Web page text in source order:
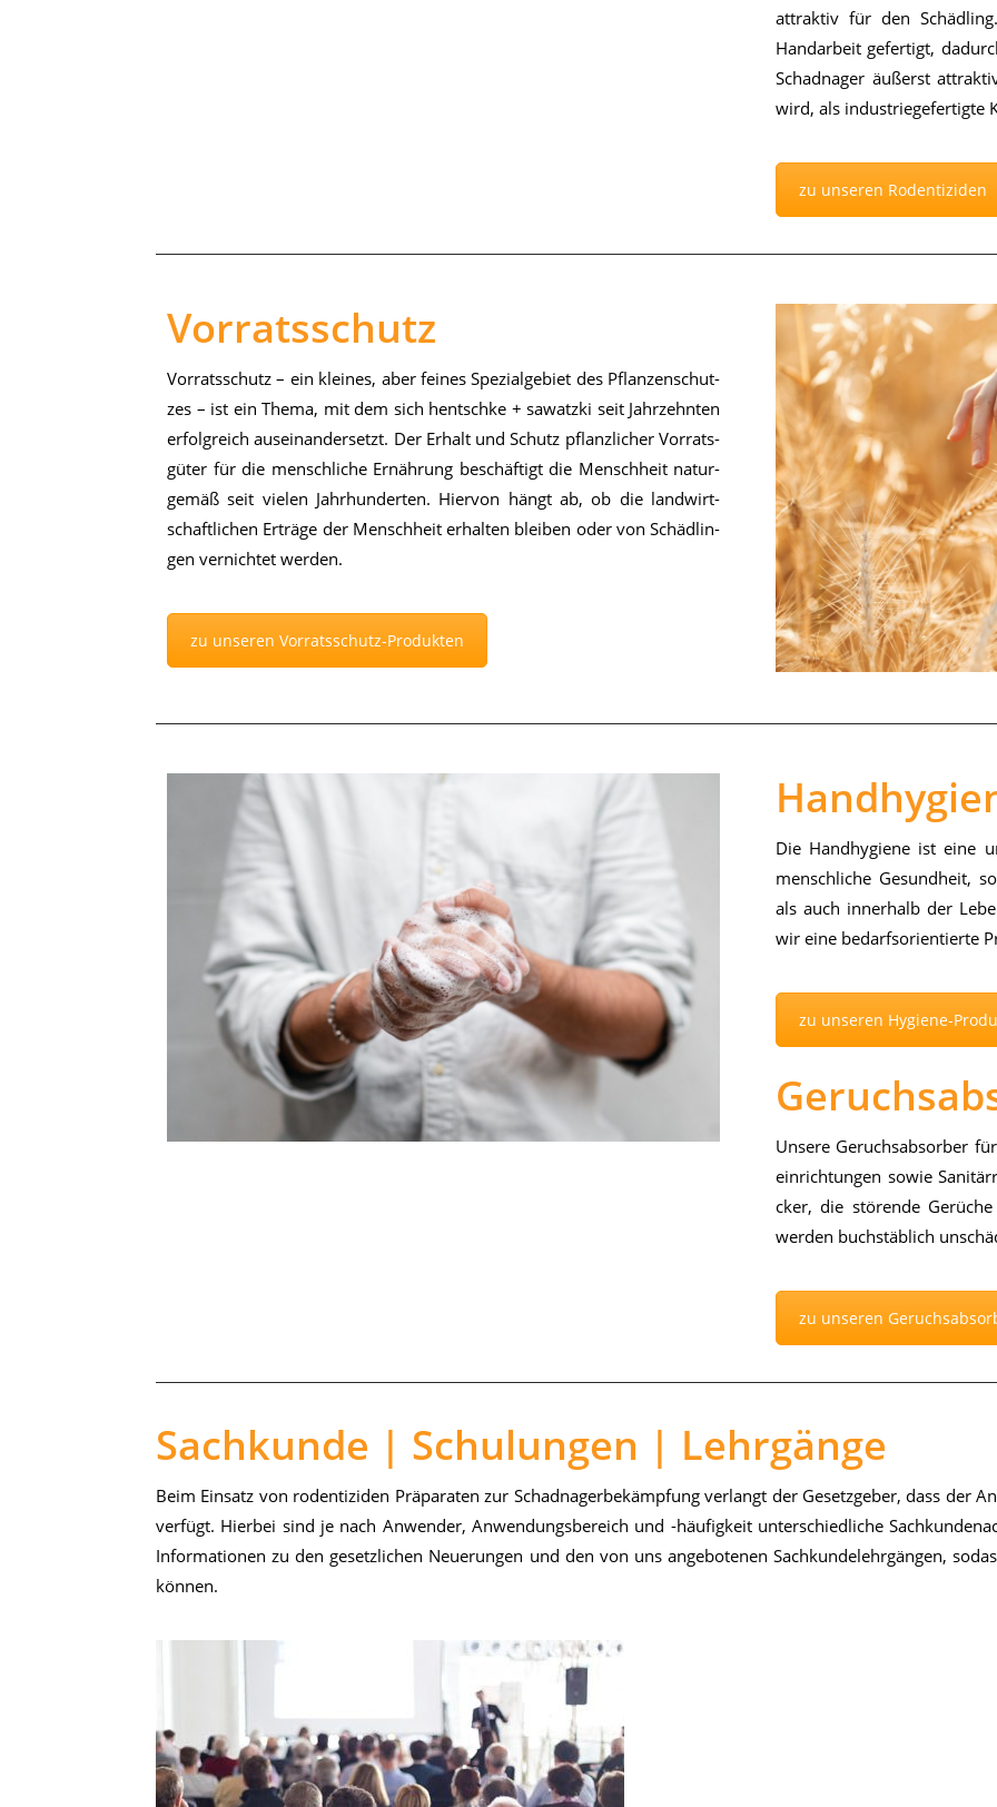
at­trak­tiv für den
Hand­ar­beit ge­fer­tigt,
Schad­na­ger äu­ßerst
wird, als in­dus­trie­ge­fer­tig­te
zu unseren Rodentiziden
Vorratsschutz
Vor­rats­schutz – ein klei­nes, aber fei­nes Spe­zi­al­ge­biet des Pflan­zen­schut­
zes – ist ein The­ma, mit dem sich hentsch­ke + sa­watz­ki seit Jahr­zehn­ten
er­folg­reich aus­ein­an­der­setzt. Der Er­halt und Schutz pflanz­li­cher Vor­rats­
gü­ter für die mensch­li­che Er­näh­rung be­schäf­tigt die Mensch­heit na­tur­
ge­mäß seit vie­len Jahr­hun­der­ten. Hier­von hängt ab, ob die land­wirt­
schaft­li­chen Er­trä­ge der Mensch­heit er­hal­ten blei­ben oder von Schäd­lin­
gen ver­nich­tet wer­den.
zu unseren Vorratsschutz-Produkten
Die Hand­hy­gie­ne ist eine
mensch­li­che Ge­sund­heit,
als auch in­ner­halb der
wir eine be­darfs­ori­en­tier­te
zu unseren Hygiene-
Un­se­re Ge­ruchs­ab­sor­ber
ein­rich­tun­gen so­wie
cker, die stö­ren­de
wer­den buch­stäb­lich
zu unseren
Sachkunde | Schulungen | Lehrgänge
Beim Ein­satz von ro­den­ti­zi­den Prä­pa­ra­ten zur Schad­na­ger­be­kämp­fung ver­langt der Ge­setz­ge­ber, dass der
ver­fügt. Hier­bei sind je nach An­wen­der, An­wen­dungs­be­reich und -häu­fig­keit un­ter­schied­li­che
In­for­ma­tio­nen zu den ge­setz­li­chen Neue­run­gen und den von uns an­ge­bo­te­nen Sach­kun­de­lehr­gän­gen,
kön­nen.